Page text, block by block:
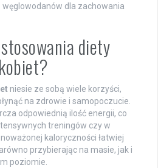
węglowodanów dla zachowania
diety
niesie ze sobą wiele korzyści,
na zdrowie i samopoczucie.
odpowiednią ilość energii, co
treningów czy w
kaloryczności łatwiej
przybierając na masie, jak i
poziomie.